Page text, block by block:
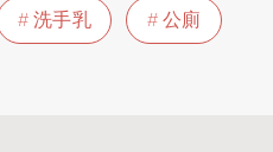
洗手乳 公廁